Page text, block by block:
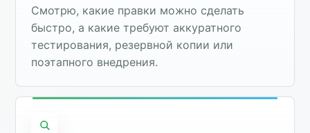
Смотрю, какие правки можно сделать
быстро, а какие требуют аккуратного
тестирования, резервной копии или
поэтапного внедрения.